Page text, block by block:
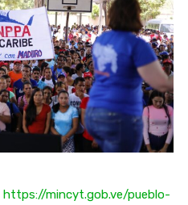
https://mincyt.gob.ve/pueblo-